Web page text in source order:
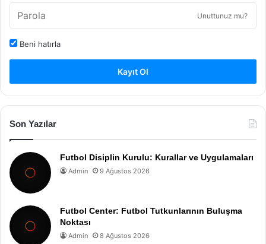
Unuttunuz mu?
Beni hatırla
Kayıt Ol
Son Yazılar
Futbol Disiplin Kurulu: Kurallar ve Uygulamaları
Admin 9 Ağustos 2026
Futbol Center: Futbol Tutkunlarının Buluşma
Noktası
Admin 8 Ağustos 2026